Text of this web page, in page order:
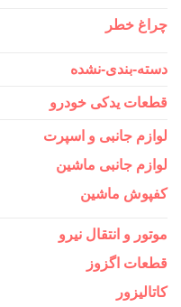
چراغ خطر
دسته-بندی-نشده
قطعات یدکی خودرو
لوازم جانبی و اسپرت
لوازم جانبی ماشین
کفپوش ماشین
موتور و انتقال نیرو
قطعات اگزوز
کاتالیزور